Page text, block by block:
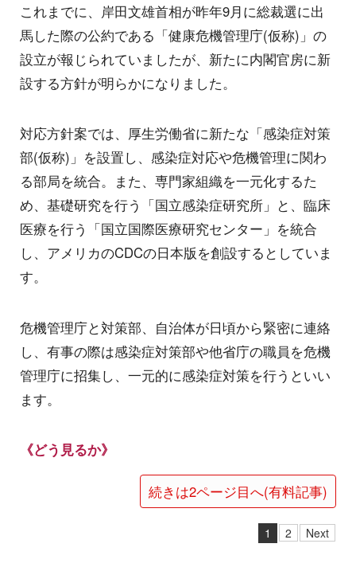
これまでに、岸田文雄首相が昨年9月に総裁選に出
馬した際の公約である「健康危機管理庁(仮称)」の
設立が報じられていましたが、新たに内閣官房に新
設する方針が明らかになりました。
対応方針案では、厚生労働省に新たな「感染症対策
部(仮称)」を設置し、感染症対応や危機管理に関わ
る部局を統合。また、専門家組織を一元化するた
め、基礎研究を行う「国立感染症研究所」と、臨床
医療を行う「国立国際医療研究センター」を統合
し、アメリカのCDCの日本版を創設するとしていま
す。
危機管理庁と対策部、自治体が日頃から緊密に連絡
し、有事の際は感染症対策部や他省庁の職員を危機
管理庁に招集し、一元的に感染症対策を行うといい
ます。
《どう見るか》
続きは2ページ目へ(有料記事)
1 2 Next